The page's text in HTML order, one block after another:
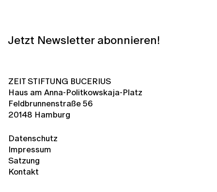
Jetzt Newsletter abonnieren!
ZEIT STIFTUNG BUCERIUS
Haus am Anna-Politkowskaja-Platz
Feldbrunnenstraße 56
20148 Hamburg
Datenschutz
Impressum
Satzung
Kontakt